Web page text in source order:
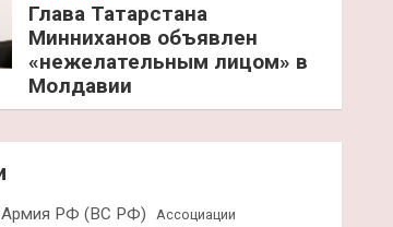
Глава Татарстана
Минниханов объявлен
«нежелательным лицом» в
Молдавии
Армия РФ (ВС РФ)
Ассоциации